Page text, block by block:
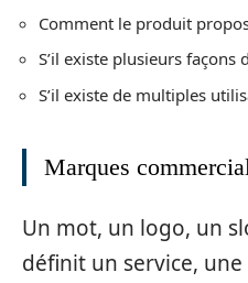
Comment le produit
S’il existe plusieurs façons
S’il existe de multiples
Marques
Un mot, un logo, un
définit un service,